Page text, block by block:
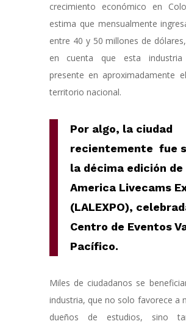
crecimiento económico en
estima que mensualmente
entre 40 y 50 millones de
en cuenta que esta
presente en aproximadamente
territorio nacional.
Por algo, la ciudad
recientemente fue
la décima edición
America Livecams
(LALEXPO),
Centro de Eventos
Pacífico.
Miles de ciudadanos se
industria, que no solo favorece a
dueños de estudios, sino